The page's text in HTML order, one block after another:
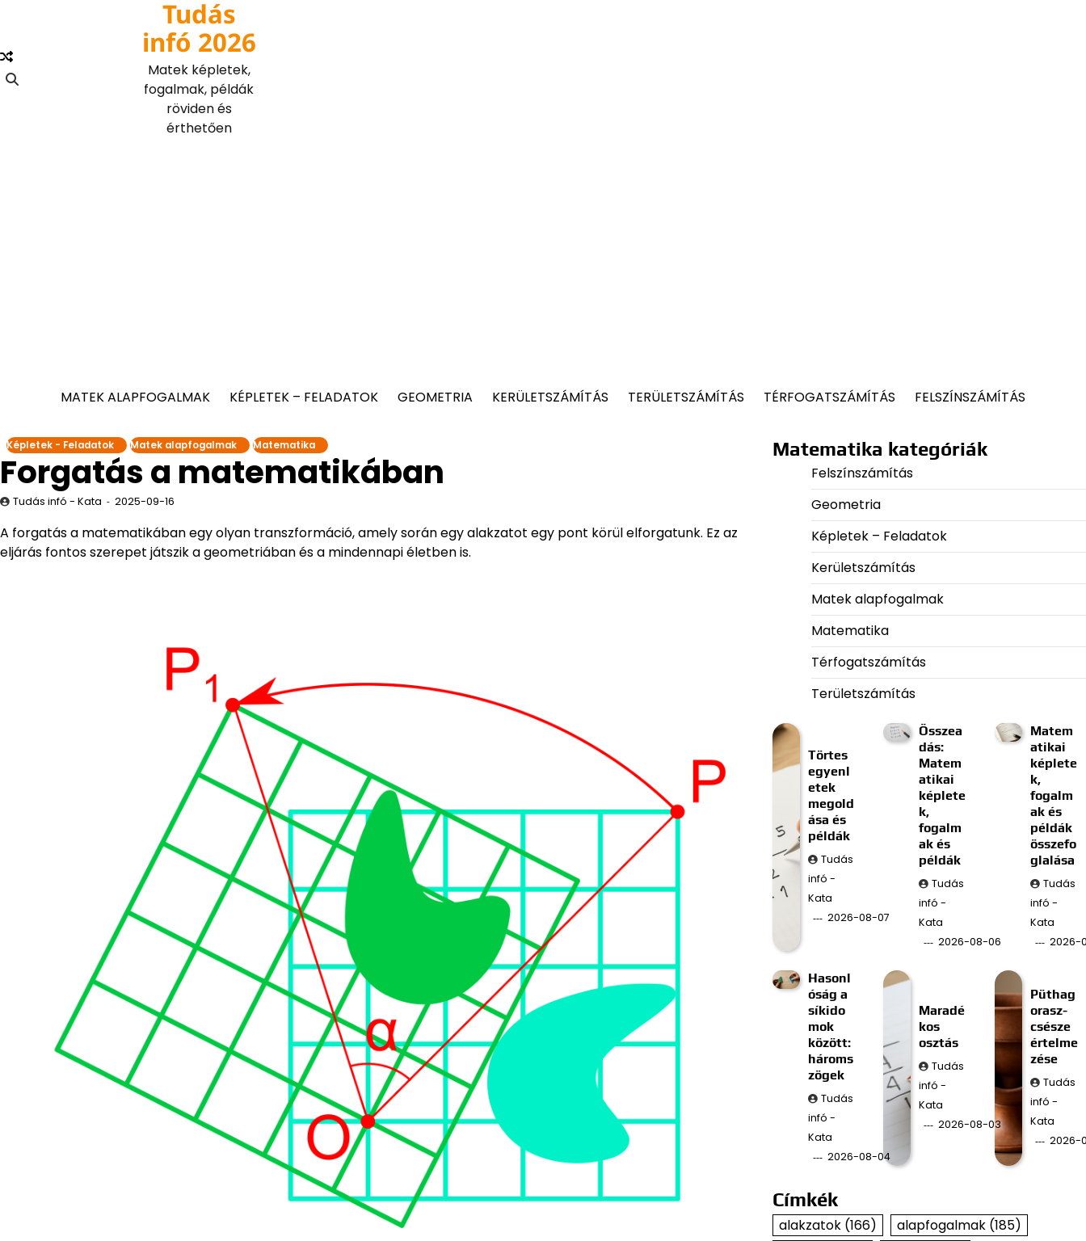
content
Tudás
infó 2026
Matek képletek,
fogalmak, példák
röviden és
érthetően
MATEK ALAPFOGALMAK KÉPLETEK – FELADATOK GEOMETRIA KERÜLETSZÁMÍTÁS TERÜLETSZÁMÍTÁS TÉRFOGATSZÁMÍTÁS FELSZÍNSZÁMÍTÁS
Képletek - Feladatok Matek alapfogalmak Matematika
Forgatás a matematikában
Tudás infó - Kata 2025-09-16
A forgatás a matematikában egy olyan transzformáció, amely során egy alakzatot egy pont körül elforgatunk. Ez az
eljárás fontos szerepet játszik a geometriában és a mindennapi életben is.
Matematika kategóriák
Felszínszámítás
Geometria
Képletek – Feladatok
Kerületszámítás
Matek alapfogalmak
Matematika
Térfogatszámítás
Területszámítás
Törtes
egyenl
etek
megold
ása és
példák
Tudás
infó -
Kata
2026-08-07
Összea
dás:
Matem
atikai
képlete
k,
fogalm
ak és
példák
Tudás
infó -
Kata
2026-08-06
Matem
atikai
képlete
k,
fogalm
ak és
példák
összefo
glalása
Tudás
infó -
Kata
2026-
Hasonl
óság a
síkido
mok
között:
hároms
zögek
Tudás
infó -
Kata
2026-08-04
Maradé
kos
osztás
Tudás
infó -
Kata
2026-08-03
Püthag
orasz-
csésze
értelme
zése
Tudás
infó -
Kata
2026-
Címkék
alakzatok(166) alapfogalmak(185)